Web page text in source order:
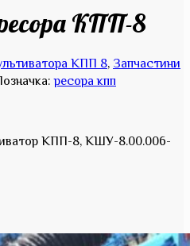
КПП-8
КПП 8,Запчастини
ресора кпп
КПП-8, КШУ-8.00.006-